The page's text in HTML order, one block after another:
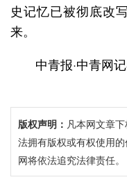
史记忆已被彻底改
来。
中青报·中青网
版权声明： 凡本网文章
法拥有版权或有权使用
网将依法追究法律责任。